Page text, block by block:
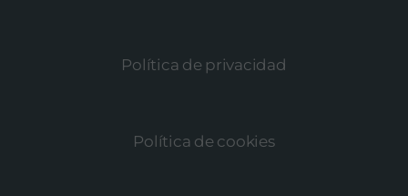
Política de privacidad
Política de cookies